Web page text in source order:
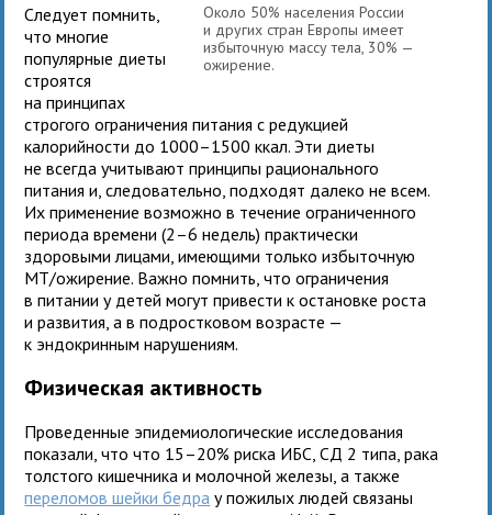
Около 50% населения России
и других стран Европы имеет
избыточную массу тела, 30% —
ожирение.
Следует помнить,
что многие
популярные диеты
строятся
на принципах
строгого ограничения питания с редукцией
калорийности до 1000–1500 ккал. Эти диеты
не всегда учитывают принципы рационального
питания и, следовательно, подходят далеко не всем.
Их применение возможно в течение ограниченного
периода времени (2–6 недель) практически
здоровыми лицами, имеющими только избыточную
МТ/ожирение. Важно помнить, что ограничения
в питании у детей могут привести к остановке роста
и развития, а в подростковом возрасте —
к эндокринным нарушениям.
Физическая активность
Проведенные эпидемиологические исследования
показали, что что 15–20% риска ИБС, СД 2 типа, рака
толстого кишечника и молочной железы, а также
переломов шейки бедра у пожилых людей связаны